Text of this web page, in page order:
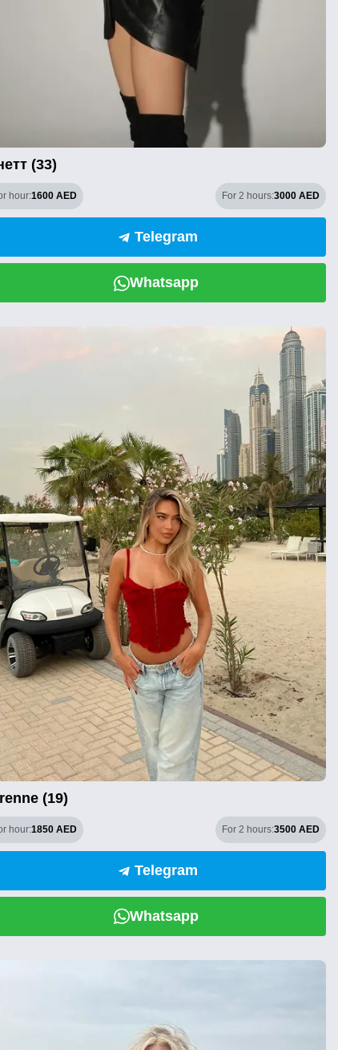
(33)
hour:1600 AED For 2 hours:3000 AED
Telegram
Whatsapp
(19)
hour:1850 AED For 2 hours:3500 AED
Telegram
Whatsapp